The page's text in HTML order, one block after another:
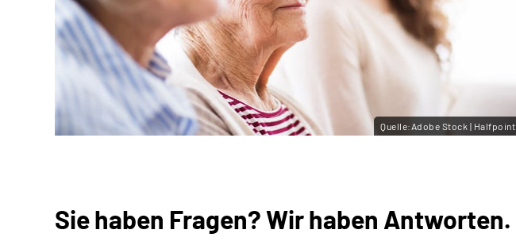
Quelle:Adobe Stock | Halfpoint
Sie haben Fragen? Wir haben Antworten.